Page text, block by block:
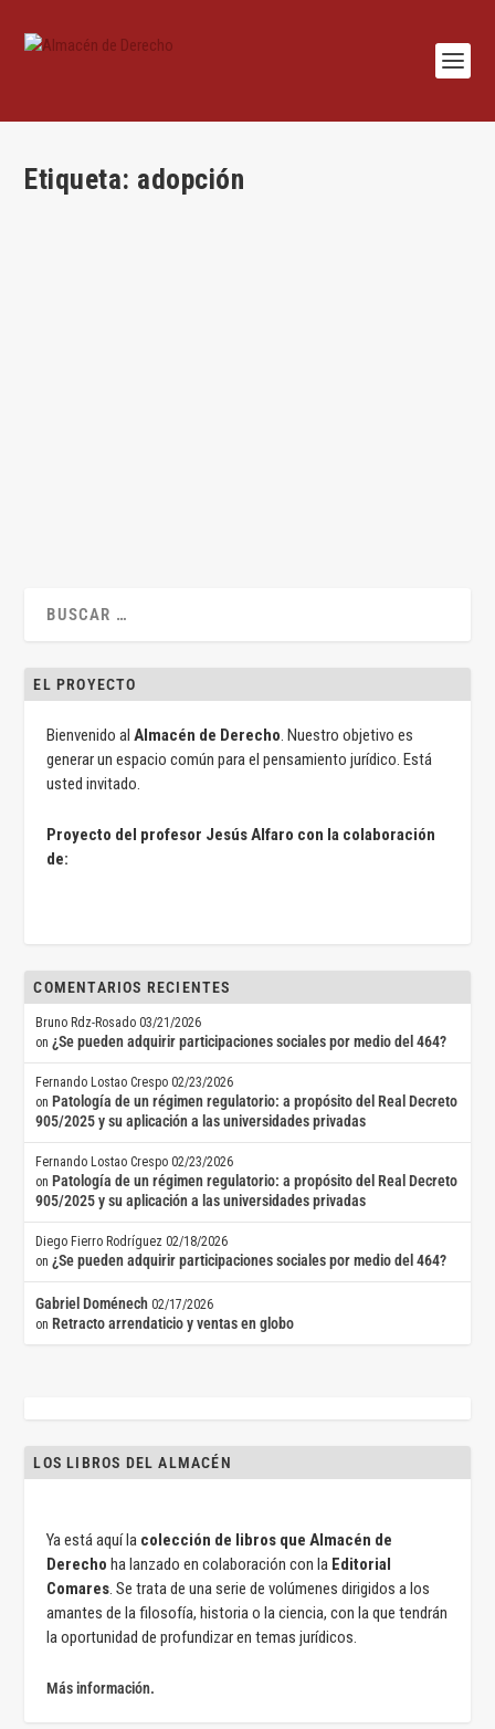
Etiqueta: adopción
EL PROYECTO
Bienvenido alAlmacén de Derecho. Nuestro objetivo es
generar un espacio común para el pensamiento jurídico. Está
usted invitado.
Proyecto del profesor Jesús Alfaro con la colaboración
de:
COMENTARIOS RECIENTES
Bruno Rdz-Rosado 03/21/2026
on¿Se pueden adquirir participaciones sociales por medio del 464?
Fernando Lostao Crespo 02/23/2026
on Patología de un régimen regulatorio: a propósito del Real Decreto
905/2025 y su aplicación a las universidades privadas
Fernando Lostao Crespo 02/23/2026
on Patología de un régimen regulatorio: a propósito del Real Decreto
905/2025 y su aplicación a las universidades privadas
Diego Fierro Rodríguez 02/18/2026
on¿Se pueden adquirir participaciones sociales por medio del 464?
Gabriel Doménech 02/17/2026
on Retracto arrendaticio y ventas en globo
LOS LIBROS DEL ALMACÉN
Ya está aquí la colección de libros que Almacén de
Derecho ha lanzado en colaboración con la Editorial
Comares. Se trata de una serie de volúmenes dirigidos a los
amantes de la filosofía, historia o la ciencia, con la que tendrán
la oportunidad de profundizar en temas jurídicos.
Más información.